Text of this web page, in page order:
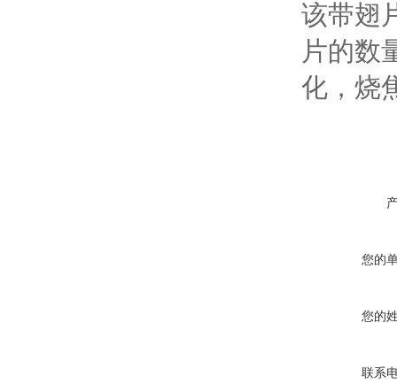
该带翅
片的数
化，烧
您的
您的
联系